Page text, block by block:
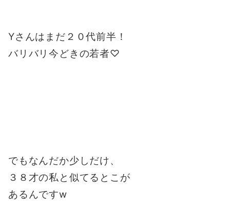
Yさんはまだ２０代前半！
バリバリ今どきの若者♡
でもなんだか少しだけ、
３８才の私と 似てるとこが
あるんですw